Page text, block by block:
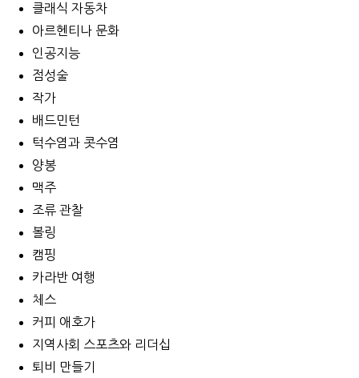
클래식 자동차
아르헨티나 문화
인공지능
점성술
작가
배드민턴
턱수염과 콧수염
양봉
맥주
조류 관찰
볼링
캠핑
카라반 여행
체스
커피 애호가
지역사회 스포츠와 리더십
퇴비 만들기